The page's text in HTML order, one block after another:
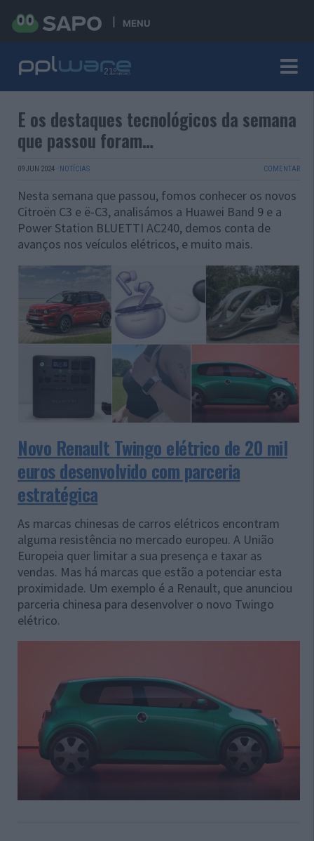
MENU
E os destaques tecnológicos da semana
que passou foram…
09 JUN 2024 · NOTÍCIAS COMENTAR
Nesta semana que passou, fomos conhecer os novos
Citroën C3 e ë-C3, analisámos a Huawei Band 9 e a
Power Station BLUETTI AC240, demos conta de
avanços nos veículos elétricos, e muito mais.
Novo Renault Twingo elétrico de 20 mil
euros desenvolvido com parceria
estratégica
As marcas chinesas de carros elétricos encontram
alguma resistência no mercado europeu. A União
Europeia quer limitar a sua presença e taxar as
vendas. Mas há marcas que estão a potenciar esta
proximidade. Um exemplo é a Renault, que anunciou
parceria chinesa para desenvolver o novo Twingo
elétrico.